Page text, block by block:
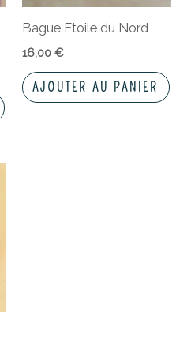
Bague Etoile du Nord
16,00 €
AJOUTER AU PANIER
peuvent